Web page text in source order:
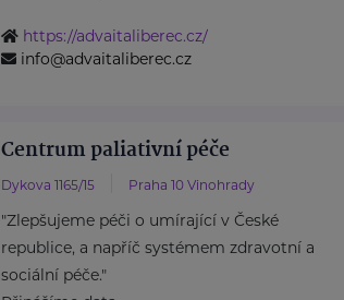
https://advaitaliberec.cz/
info@advaitaliberec.cz
Centrum paliativní péče
Dykova 1165/15 Praha 10 Vinohrady
"Zlepšujeme péči o umírající v České
republice, a napříč systémem zdravotní a
sociální péče."